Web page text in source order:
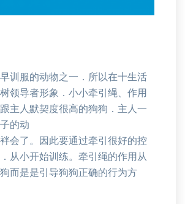
训服的动物之一．所以在十生活
领导者形象．小小牵引绳、作用
主人默契度很高的狗狗．主人一
的动
会了。因此要通过牵引很好的控
从小开始训练。牵引绳的作用从
而是是引导狗狗正确的行为方